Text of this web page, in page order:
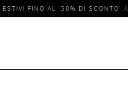
FINO AL -50% DI SCONTO //